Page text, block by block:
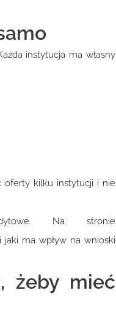
instytucja ma własny
oferty kilku instytucji i nie
Na stronie
ma wpływ na wnioski
żeby mieć